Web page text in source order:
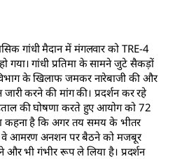
गांधी मैदान में मंगलवार को TRE-4
गया। गांधी प्रतिमा के सामने जुटे सैकड़ों
के खिलाफ जमकर नारेबाजी की और
करने की मांग की। प्रदर्शन कर रहे
की घोषणा करते हुए आयोग को 72
कहना है कि अगर तय समय के भीतर
वे आमरण अनशन पर बैठने को मजबूर
भी गंभीर रूप ले लिया है। प्रदर्शन